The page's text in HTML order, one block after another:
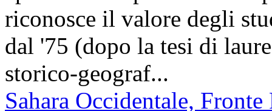
riconosce il valore degli
dal '75 (dopo la tesi di
storico-geograf...
Sahara Occidentale,